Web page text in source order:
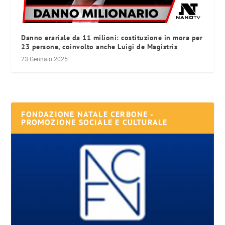
Danno erariale da 11 milioni: costituzione in mora per
23 persone, coinvolto anche Luigi de Magistris
23 Gennaio 2025
FONDAZIONE NATALE CERBONE -
PROMOZIONE SOCIALE E CULTURALE